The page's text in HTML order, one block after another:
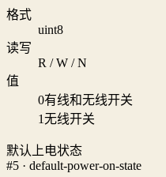
格式
uint8
读写
R / W / N
值
0有线和无线开关
1无线开关
默认上电状态
#5 · default-power-on-state